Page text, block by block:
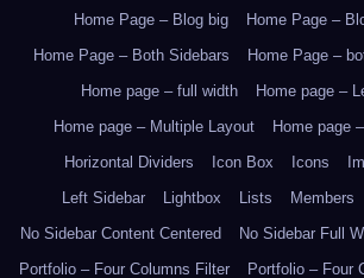
Home Page – Blog big
Home Page –
Home Page – Both Sidebars
Home Page –
Home page – full width
Home page –
Home page – Multiple Layout
Home page
Horizontal Dividers
Icon Box Icons
Left Sidebar
Lightbox Lists Members
No Sidebar Content Centered
No Sidebar Full
Portfolio – Four Columns Filter
Portfolio – Four